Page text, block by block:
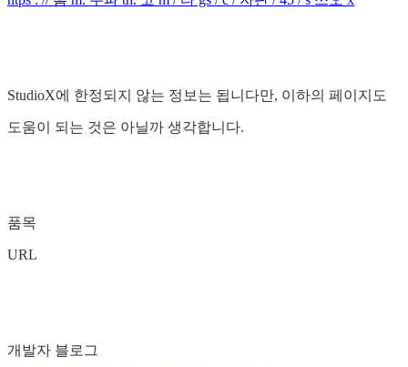
StudioX에 한정되지 않는 정보는 됩니다만, 이하의 페이지도
도움이 되는 것은 아닐까 생각합니다.
품목
URL
개발자 블로그